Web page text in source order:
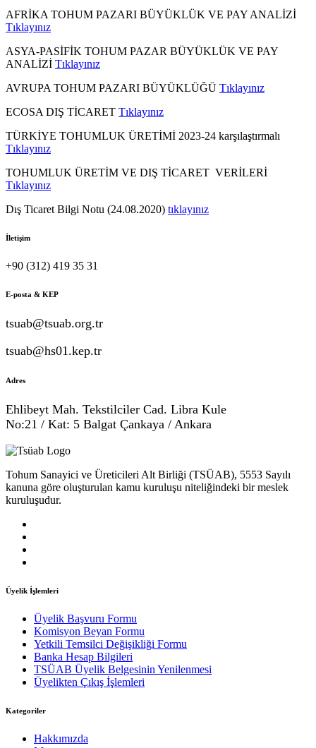
AFRİKA TOHUM PAZARI BÜYÜKLÜK VE PAY ANALİZİ
Tıklayınız
ASYA-PASİFİK TOHUM PAZAR BÜYÜKLÜK VE PAY
ANALİZİ Tıklayınız
AVRUPA TOHUM PAZARI BÜYÜKLÜĞÜ Tıklayınız
ECOSA DIŞ TİCARET Tıklayınız
TÜRKİYE TOHUMLUK ÜRETİMİ 2023-24 karşılaştırmalı
Tıklayınız
TOHUMLUK ÜRETİM VE DIŞ TİCARET VERİLERİ
Tıklayınız
Dış Ticaret Bilgi Notu (24.08.2020) tıklayınız
İletişim
+90 (312) 419 35 31
E-posta & KEP
tsuab@tsuab.org.tr
tsuab@hs01.kep.tr
Adres
Ehlibeyt Mah. Tekstilciler Cad. Libra Kule
No:21 / Kat: 5 Balgat Çankaya / Ankara
Tohum Sanayici ve Üreticileri Alt Birliği (TSÜAB), 5553 Sayılı
kanuna göre oluşturulan kamu kuruluşu niteliğindeki bir meslek
kuruluşudur.
Üyelik İşlemleri
Üyelik Başvuru Formu
Komisyon Beyan Formu
Yetkili Temsilci Değişikliği Formu
Banka Hesap Bilgileri
TSÜAB Üyelik Belgesinin Yenilenmesi
Üyelikten Çıkış İşlemleri
Kategoriler
Hakkımızda